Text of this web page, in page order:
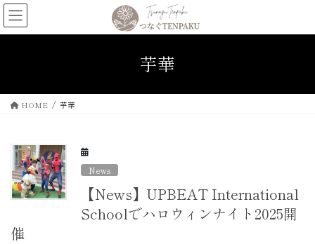
コ
ン
テ
ス
ナ
ビ
ゲ
ン
芋華
HOME 芋華
News
【News】UPBEAT International
Schoolでハロウィンナイト2025開
催